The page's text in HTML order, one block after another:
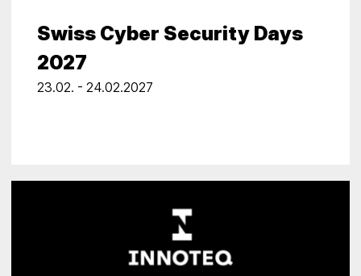
Swiss Cyber Security Days
2027
23.02. - 24.02.2027